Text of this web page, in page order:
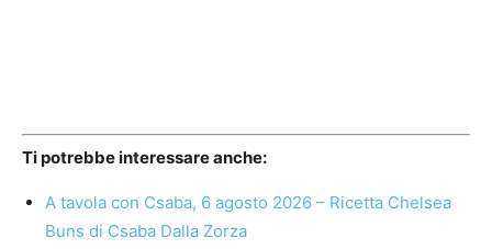
Ti potrebbe interessare anche:
A tavola con Csaba, 6 agosto 2026 – Ricetta Chelsea
Buns di Csaba Dalla Zorza